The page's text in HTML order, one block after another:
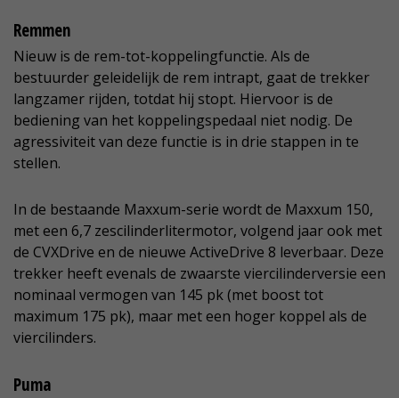
Remmen
Nieuw is de rem-tot-koppelingfunctie. Als de
bestuurder geleidelijk de rem intrapt, gaat de trekker
langzamer rijden, totdat hij stopt. Hiervoor is de
bediening van het koppelingspedaal niet nodig. De
agressiviteit van deze functie is in drie stappen in te
stellen.
In de bestaande Maxxum-serie wordt de Maxxum 150,
met een 6,7 zescilinderlitermotor, volgend jaar ook met
de CVXDrive en de nieuwe ActiveDrive 8 leverbaar. Deze
trekker heeft evenals de zwaarste viercilinderversie een
nominaal vermogen van 145 pk (met boost tot
maximum 175 pk), maar met een hoger koppel als de
viercilinders.
Puma